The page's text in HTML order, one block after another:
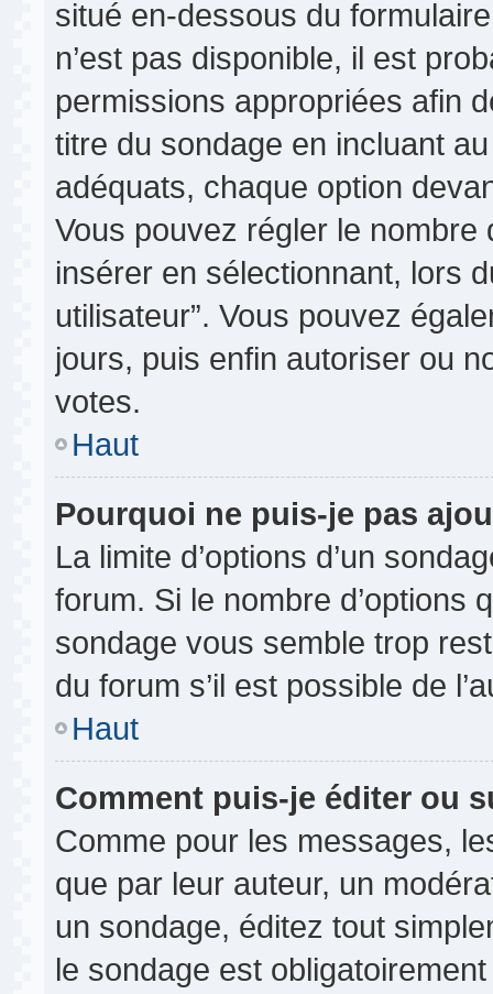
situé en-dessous du
n’est pas disponible, il est
permissions appropriées afin
titre du sondage en incluant
adéquats, chaque option
Vous pouvez régler le nombre
insérer en sélectionnant, lors
utilisateur”. Vous pouvez
jours, puis enfin autoriser ou
votes.
Haut
Pourquoi ne puis-je pas
La limite d’options d’un
forum. Si le nombre d’options
sondage vous semble trop
du forum s’il est possible de
Haut
Comment puis-je éditer ou
Comme pour les messages,
que par leur auteur, un
un sondage, éditez tout
le sondage est